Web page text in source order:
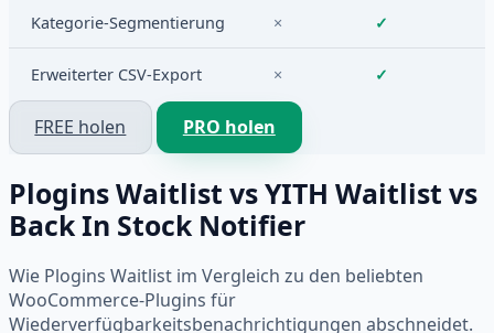
Kategorie-Segmentierung × ✓
Erweiterter CSV-Export × ✓
FREE holen PRO holen
Plogins Waitlist vs YITH Waitlist vs
Back In Stock Notifier
Wie Plogins Waitlist im Vergleich zu den beliebten
WooCommerce-Plugins für
Wiederverfügbarkeitsbenachrichtigungen abschneidet.